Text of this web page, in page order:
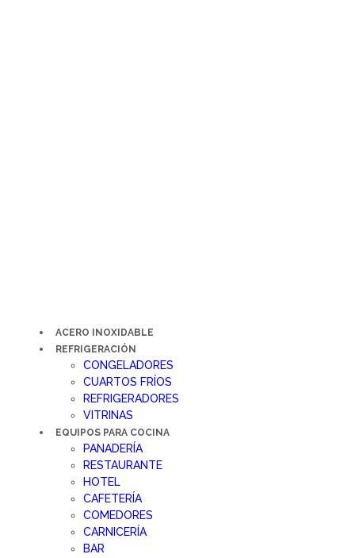
ACERO INOXIDABLE
REFRIGERACIÓN
CONGELADORES
CUARTOS FRÍOS
REFRIGERADORES
VITRINAS
EQUIPOS PARA COCINA
PANADERÍA
RESTAURANTE
HOTEL
CAFETERÍA
COMEDORES
CARNICERÍA
BAR